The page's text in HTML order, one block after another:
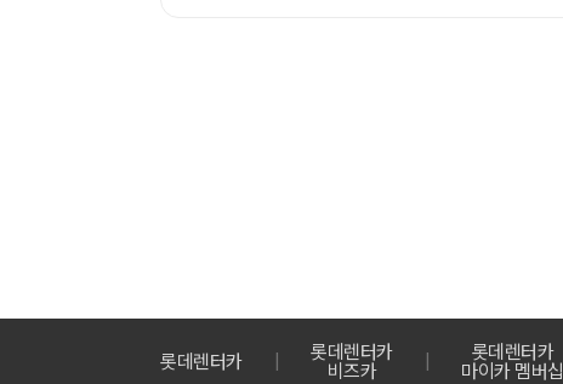
롯데렌터카
롯데렌터카
비즈카
롯데렌터카
마이카 멤버십